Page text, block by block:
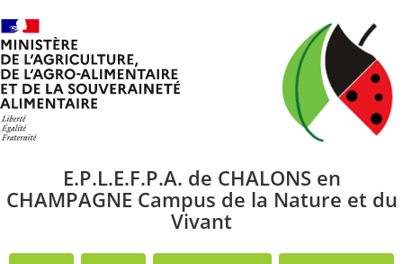
E.P.L.E.F.P.A. de CHALONS en
CHAMPAGNE Campus de la Nature et du
Vivant